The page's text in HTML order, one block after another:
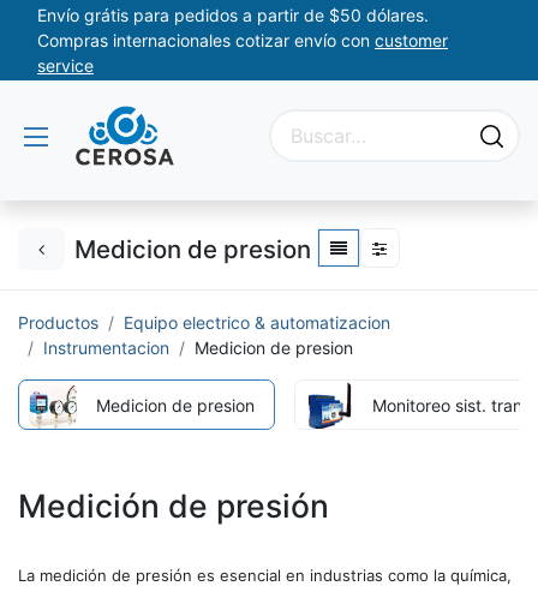
Envío grátis para pedidos a partir de $50 dólares.
Compras internacionales cotizar envío con customer
service
Medicion de presion
Productos
Equipo electrico & automatizacion
Instrumentacion
Medicion de presion
Medicion de presion Monitoreo sist.
Medición de presión
La medición de presión es esencial en industrias como la química,